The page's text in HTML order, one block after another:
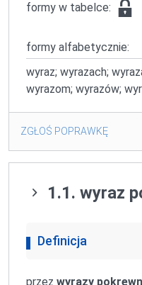
formy w tabelce:
formy alfabetycznie:
wyraz; wyrazach;
wyrazom; wyrazów;
ZGŁOŚ POPRAWKĘ
1.1. wyraz
Definicja
przez wyrazy